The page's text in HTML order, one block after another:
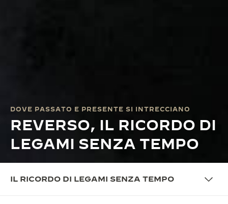
DOVE PASSATO E PRESENTE SI INTRECCIANO
REVERSO, IL RICORDO DI
LEGAMI SENZA TEMPO
IL RICORDO DI LEGAMI SENZA TEMPO